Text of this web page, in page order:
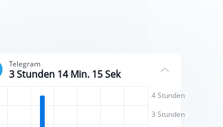
Telegram
3 Stunden 14 Min. 15 Sek
4 Stunden
3 Stunden